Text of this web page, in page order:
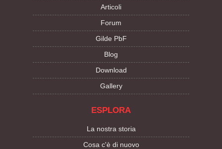
Articoli
Forum
Gilde PbF
Blog
Download
Gallery
ESPLORA
La nostra storia
Cosa c'è di nuovo